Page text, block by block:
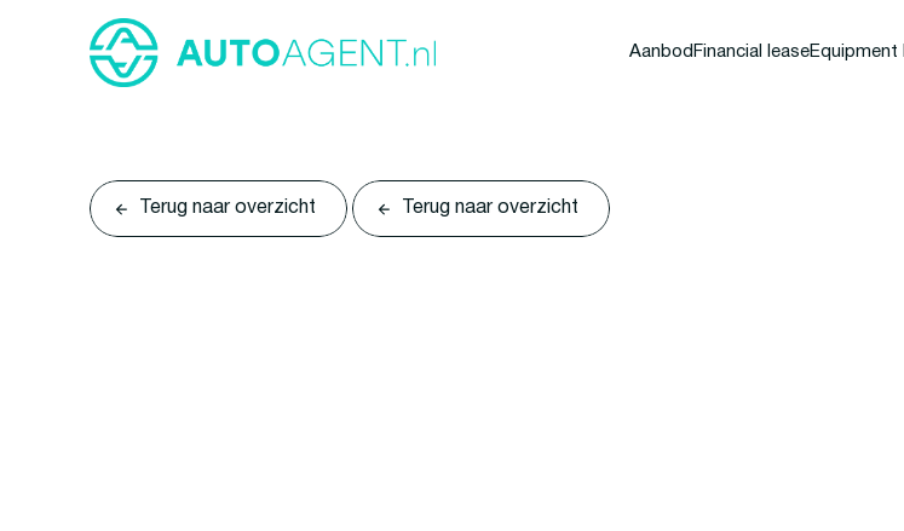
Aanbod Financial leaseEquipment
Terug naar overzicht Terug naar overzicht